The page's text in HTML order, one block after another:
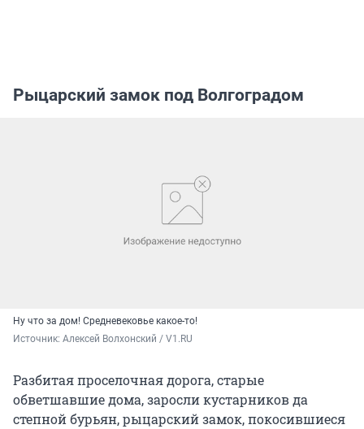
Рыцарский замок под Волгоградом
Ну что за дом! Средневековье какое-то!
Источник: Алексей Волхонский / V1.RU
Разбитая проселочная дорога, старые
обветшавшие дома, заросли кустарников да
степной бурьян, рыцарский замок, покосившиеся